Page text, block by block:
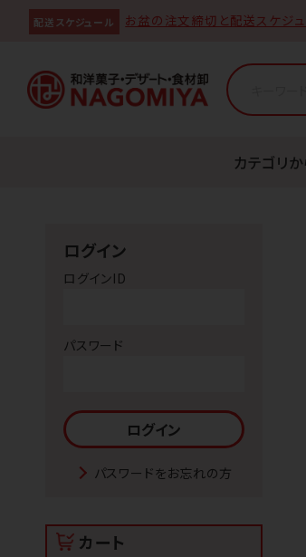
配送スケジュール お盆の注文締切と配送スケジ
カテゴリ
ログイン
ログインID
パスワード
パスワードをお忘れの方
カート